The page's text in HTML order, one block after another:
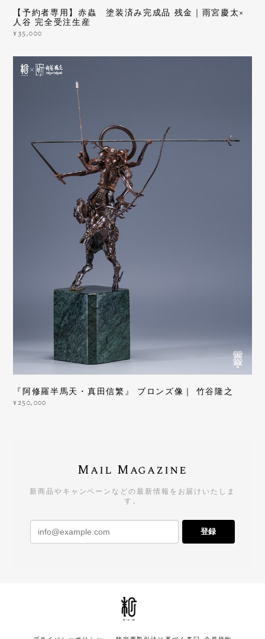
【予約者専用】赤蟲 塗装済み完成品 残金｜雨宮慶太×
人谷 完全受注生産
¥35,000
『阿修羅半馬天・真田信繁』 ブロンズ像｜ 竹谷隆之
¥250,000
Mail Magazine
新商品やキャンペーンなどの最新情報をお届けいたしま
す。
登録